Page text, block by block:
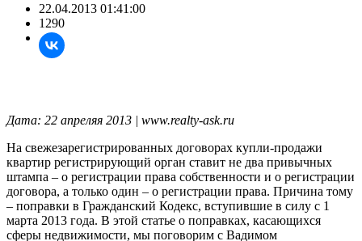
22.04.2013 01:41:00
1290
Дата: 22 апреляя 2013 | www.realty-ask.ru
На свежезарегистрированных договорах купли-продажи
квартир регистрирующий орган ставит не два привычных
штампа – о регистрации права собственности и о регистрации
договора, а только один – о регистрации права. Причина тому
– поправки в Гражданский Кодекс, вступившие в силу с 1
марта 2013 года. В этой статье о поправках, касающихся
сферы недвижимости, мы поговорим с Вадимом